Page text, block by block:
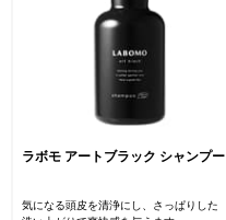
ラボモ アートブラック シャンプー
気になる頭皮を清浄にし、さっぱりした